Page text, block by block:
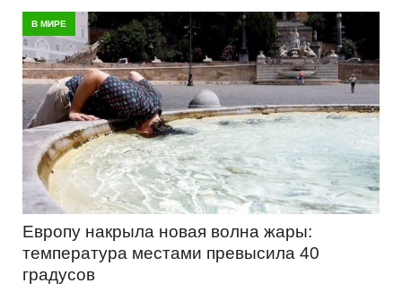
В МИРЕ
Европу накрыла новая волна жары:
температура местами превысила 40
градусов